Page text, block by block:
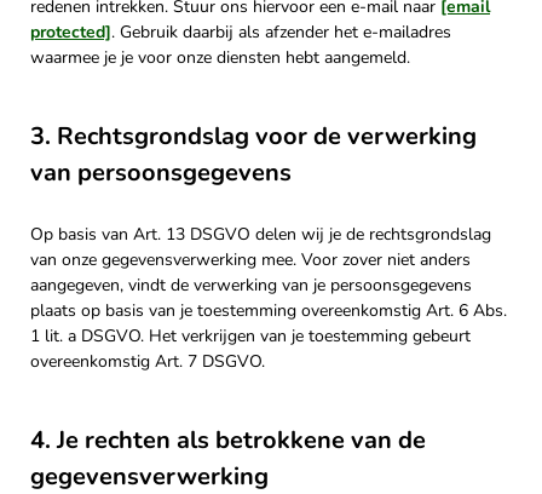
redenen intrekken. Stuur ons hiervoor een e-mail naar [email
protected]. Gebruik daarbij als afzender het e-mailadres
waarmee je je voor onze diensten hebt aangemeld.
3. Rechtsgrondslag voor de verwerking
van persoonsgegevens
Op basis van Art. 13 DSGVO delen wij je de rechtsgrondslag
van onze gegevensverwerking mee. Voor zover niet anders
aangegeven, vindt de verwerking van je persoonsgegevens
plaats op basis van je toestemming overeenkomstig Art. 6 Abs.
1 lit. a DSGVO. Het verkrijgen van je toestemming gebeurt
overeenkomstig Art. 7 DSGVO.
4. Je rechten als betrokkene van de
gegevensverwerking